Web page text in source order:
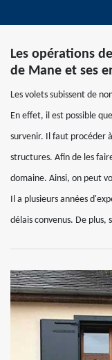
Les opérations
de Mane et ses
Les volets subissent de
En effet, il est possible
survenir. Il faut procéder
structures. Afin de les
domaine. Ainsi, on peut
Il a plusieurs années
délais convenus. De plus,